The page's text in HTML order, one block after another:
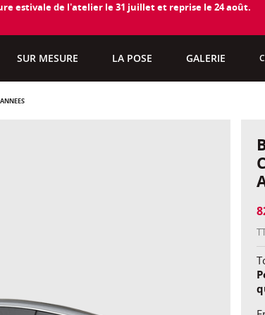
estivale de l'atelier le 31 juillet et reprise le 24 août.
SUR MESURE LA POSE GALERIE